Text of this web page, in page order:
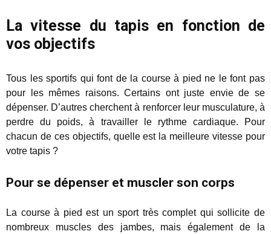
La vitesse du tapis en fonction de
vos objectifs
Tous les sportifs qui font de la course à pied ne le font pas
pour les mêmes raisons. Certains ont juste envie de se
dépenser. D’autres cherchent à renforcer leur musculature, à
perdre du poids, à travailler le rythme cardiaque. Pour
chacun de ces objectifs, quelle est la meilleure vitesse pour
votre tapis ?
Pour se dépenser et muscler son corps
La course à pied est un sport très complet qui sollicite de
nombreux muscles des jambes, mais également de la